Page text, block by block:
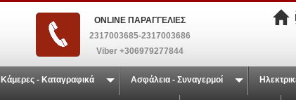
ONLINE ΠΑΡΑΓΓΕΛΙΕΣ
2317003685-2317003686
Viber +306979277844
Κάμερες - Καταγραφικά Ασφάλεια - Συναγερμοί